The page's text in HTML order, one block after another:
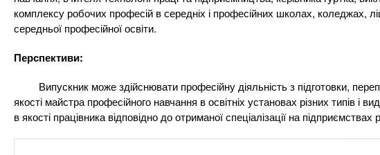
i
n
f
а
д
і
в
комплексу робочих професій в середніх і професійних школах, коледжах,
середньої професійної освіти.
Перспективи:
Випускник може здійснювати професійну діяльність з підготовки,
якості майстра професійного навчання в освітніх установах різних типів і
в якості працівника відповідно до отриманої спеціалізації на